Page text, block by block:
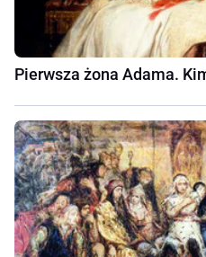
Pierwsza żona Adama.